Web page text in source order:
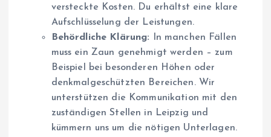
versteckte Kosten. Du erhältst eine klare
Aufschlüsselung der Leistungen.
Behördliche Klärung: In manchen Fällen
muss ein Zaun genehmigt werden – zum
Beispiel bei besonderen Höhen oder
denkmalgeschützten Bereichen. Wir
unterstützen die Kommunikation mit den
zuständigen Stellen in Leipzig und
kümmern uns um die nötigen Unterlagen.